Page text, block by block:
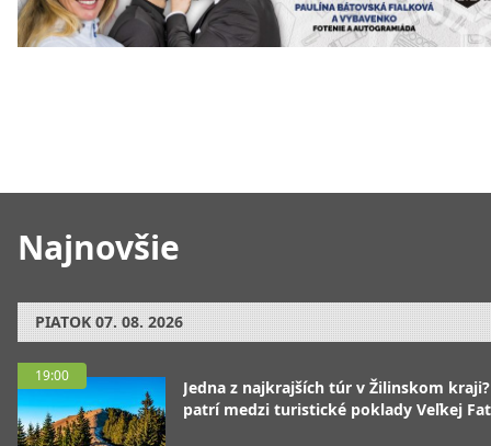
Najnovšie
PIATOK 07. 08. 2026
19:00
Jedna z najkrajších túr v Žilinskom
patrí medzi turistické poklady Veľkej